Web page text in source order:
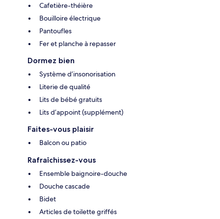
Cafetière-théière
Bouilloire électrique
Pantoufles
Fer et planche à repasser
Dormez bien
Système d’insonorisation
Literie de qualité
Lits de bébé gratuits
Lits d’appoint (supplément)
Faites-vous plaisir
Balcon ou patio
Rafraîchissez-vous
Ensemble baignoire-douche
Douche cascade
Bidet
Articles de toilette griffés